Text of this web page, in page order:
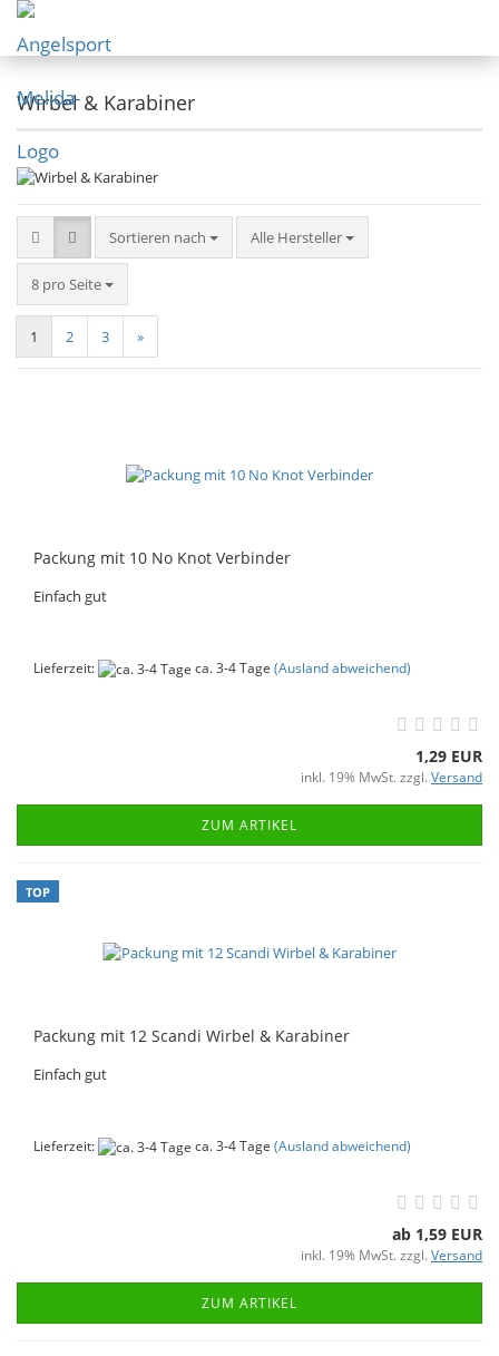
Wirbel & Karabiner
Sortieren nach Alle Hersteller
8 pro Seite
1 2 3 »
Packung mit 10 No Knot Verbinder
Einfach gut
Lieferzeit: ca. 3-4 Tage (Ausland abweichend)
1,29 EUR
inkl. 19% MwSt. zzgl. Versand
ZUM ARTIKEL
TOP
Packung mit 12 Scandi Wirbel & Karabiner
Einfach gut
Lieferzeit: ca. 3-4 Tage (Ausland abweichend)
ab 1,59 EUR
inkl. 19% MwSt. zzgl. Versand
ZUM ARTIKEL